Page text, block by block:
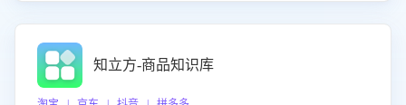
知立方-商品知识库